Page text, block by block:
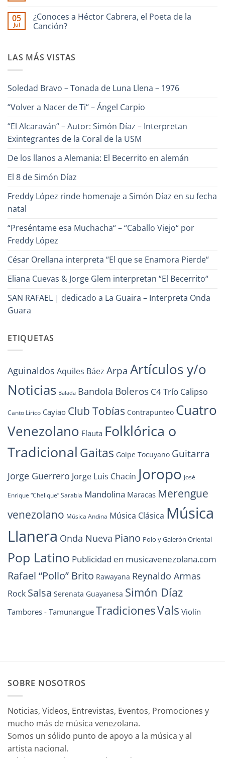
de
Evaristo
Aparicio
Ronald
Borjas
–
comentarios
en
“Un
Canto
Alfredo
05
Jul
¿Conoces a Héctor Cabrera, el Poeta de la
Canción?
en
¿Conoces
el
la
LAS MÁS VISTAS
Soledad Bravo – Tonada de Luna Llena – 1976
“Volver a Nacer de Ti“ – Ángel Carpio
“El Alcaraván“ – Autor: Simón Díaz – Interpretan
Exintegrantes de la Coral de la USM
De los llanos a Alemania: El Becerrito en alemán
El 8 de Simón Díaz
Freddy López rinde homenaje a Simón Díaz en su fecha
natal
“Preséntame esa Muchacha“ – “Caballo Viejo“ por
Freddy López
César Orellana interpreta “El que se Enamora Pierde“
Eliana Cuevas & Jorge Glem interpretan “El Becerrito“
SAN RAFAEL | dedicado a La Guaira – Interpreta Onda
Guara
ETIQUETAS
Aguinaldos Aquiles Báez Arpa Artículos y/o
Noticias Balada Bandola Boleros C4 Trío Calipso
Canto Lírico Cayiao Club Tobías Contrapunteo Cuatro
Venezolano Flauta Folklórica o
Tradicional Gaitas Golpe Tocuyano Guitarra
Jorge Guerrero Jorge Luis Chacín Joropo José
Enrique “Chelique” Sarabia Mandolina Maracas Merengue
venezolano Música Andina Música Clásica Música
Llanera Onda Nueva Piano Polo y Galerón Oriental
Pop Latino Publicidad en musicavenezolana.com
Rafael “Pollo” Brito Rawayana Reynaldo Armas
Rock Salsa Serenata Guayanesa Simón Díaz
Tambores - Tamunangue TradicionesVals Violín
SOBRE NOSOTROS
Noticias, Videos, Entrevistas, Eventos, Promociones y
mucho más de música venezolana.
Somos un sólido punto de apoyo a la música y al
artista nacional.